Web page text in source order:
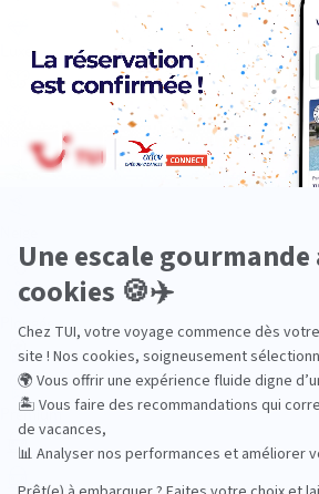
Nature
Plongée
Premium